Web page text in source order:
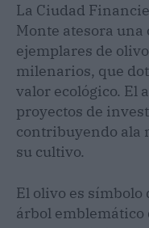
La Ciudad
Monte atesora una
ejemplares de
milenarios, que
valor ecológico. El
proyectos de
contribuyendo ala
su cultivo.
El olivo es símbolo
árbol emblemático